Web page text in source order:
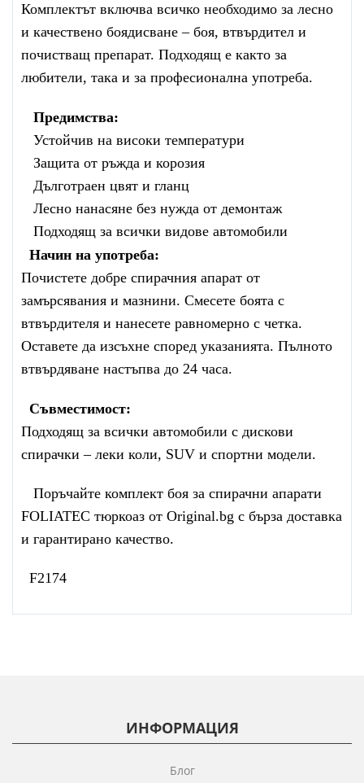
Комплектът включва всичко необходимо за лесно
и качествено боядисване – боя, втвърдител и
почистващ препарат. Подходящ е както за
любители, така и за професионална употреба.
Предимства:
Устойчив на високи температури
Защита от ръжда и корозия
Дълготраен цвят и гланц
Лесно нанасяне без нужда от демонтаж
Подходящ за всички видове автомобили
Начин на употреба:
Почистете добре спирачния апарат от
замърсявания и мазнини. Смесете боята с
втвърдителя и нанесете равномерно с четка.
Оставете да изсъхне според указанията. Пълното
втвърдяване настъпва до 24 часа.
Съвместимост:
Подходящ за всички автомобили с дискови
спирачки – леки коли, SUV и спортни модели.
Поръчайте комплект боя за спирачни апарати
FOLIATEC тюркоаз от Original.bg с бърза доставка
и гарантирано качество.
F2174
ИНФОРМАЦИЯ
Блог